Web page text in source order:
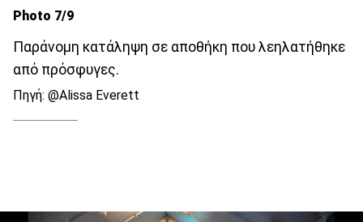
Photo 7/9
Παράνομη κατάληψη σε αποθήκη που λεηλατήθηκε
από πρόσφυγες.
Πηγή: @Alissa Everett